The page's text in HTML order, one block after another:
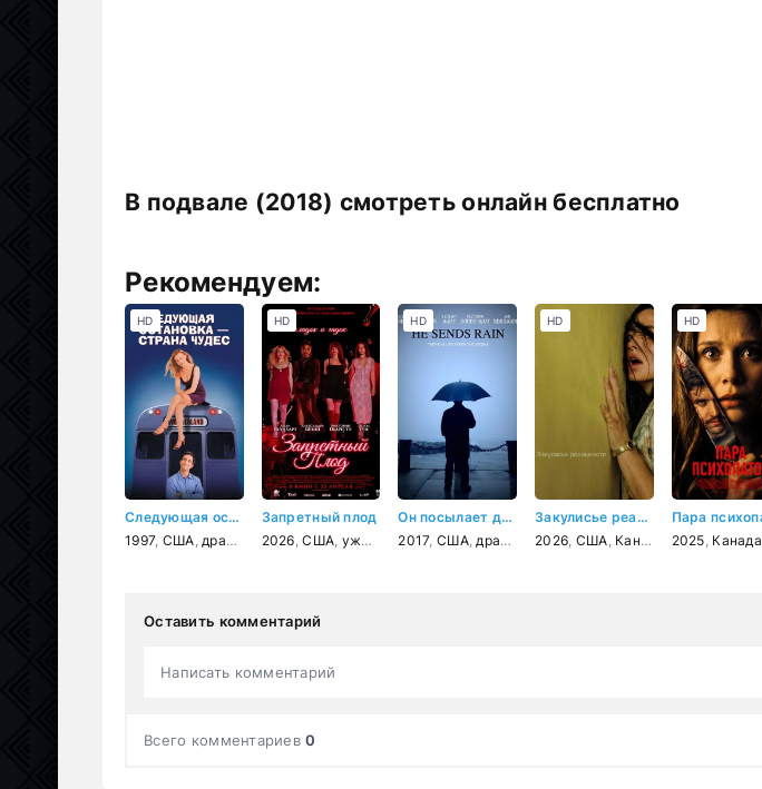
В подвале (2018) смотреть онлайн бесплатно
Рекомендуем:
Следующая остановка - страна чудес
1997, США драма мелодрама, комедия
HD
Запретный плод
2026 ,США ужасы комедия,триллер драма
HD
Он посылает дождь
2017, США, драма
HD
Закулисье реальности
2026 США Канада ужасы
HD
2025 Канада
HD
Оставить комментарий
Написать комментарий
Всего комментариев0